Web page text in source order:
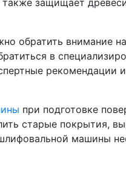
обратить внимание
в
рекомендации
при подготовке
старые покрытия,
машины